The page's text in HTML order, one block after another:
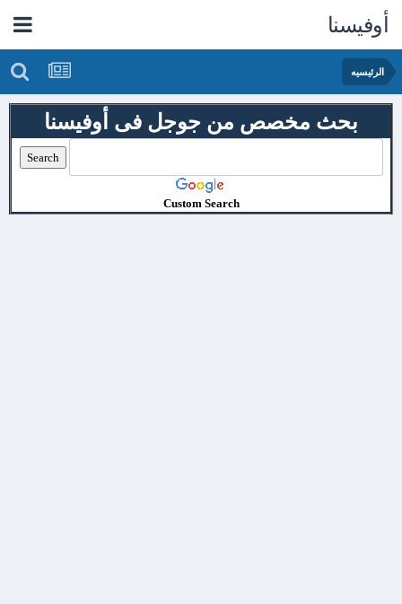
أوفيسنا
الرئيسيه
بحث مخصص من جوجل فى أوفيسنا
Custom Search